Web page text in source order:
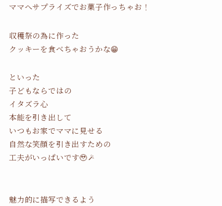
ママへサプライズでお菓子作っちゃお！
収穫祭の為に作った
クッキーを食べちゃおうかな😁
といった
子どもならではの
イタズラ心
本能を引き出して
いつもお家でママに見せる
自然な笑顔を引き出すための
工夫がいっぱいです🥹🪄
魅力的に描写できるよう